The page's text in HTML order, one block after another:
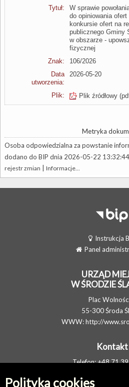
Polityka cookies
Tytuł:
W sprawie
do opiniowania
konkursie ofert na
publicznego Gminy
w obszarze -
fizycznej
Znak:
106/2026
Data
utworzenia:
2026-05-20
Plik: Plik źródłowy
Metryka
Osoba odpowiedzialna za powstanie
dodano do BIP dnia 2026-05-22 13:32:44
rejestr zmian Informacje...
Instrukcja
Panel
URZĄD
W ŚRODZIE
Plac
55-300 Środa
WWW:http://
Kontakt
Telefon: +48 71
E-MAIL: